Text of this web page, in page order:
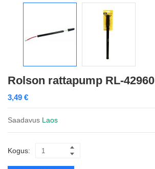
Rolson rattapump RL-42960
3,49 €
Saadavus Laos
Kogus: